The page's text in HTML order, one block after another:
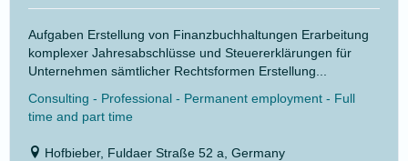
Aufgaben Erstellung von Finanzbuchhaltungen Erarbeitung
komplexer Jahresabschlüsse und Steuererklärungen für
Unternehmen sämtlicher Rechtsformen Erstellung...
Consulting - Professional - Permanent employment - Full
time and part time
Hofbieber, Fuldaer Straße 52 a, Germany